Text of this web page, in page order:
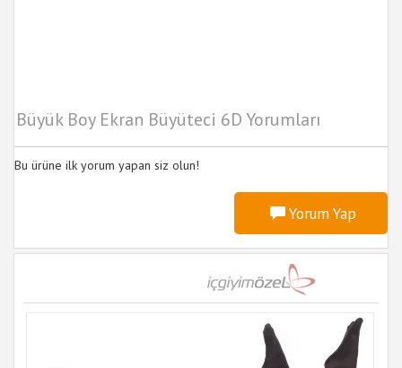
Büyük Boy Ekran Büyüteci 6D Yorumları
Bu ürüne ilk yorum yapan siz olun!
Yorum Yap